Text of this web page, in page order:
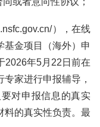
），在线
基金项目（海外）申
2026年5月22日前在
家进行申报辅导，
对申报信息的真实
料的真实性负责。最